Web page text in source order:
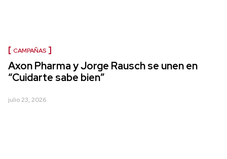
CAMPAÑAS
Axon Pharma y Jorge Rausch se unen en
“Cuidarte sabe bien”
julio 23, 2026